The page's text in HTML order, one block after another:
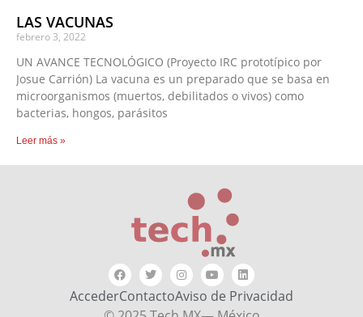
LAS VACUNAS
febrero 3, 2022
UN AVANCE TECNOLÓGICO (Proyecto IRC prototípico por
Josue Carrión) La vacuna es un preparado que se basa en
microorganismos (muertos, debilitados o vivos) como
bacterias, hongos, parásitos
Leer más »
AccederContactoAviso de Privacidad